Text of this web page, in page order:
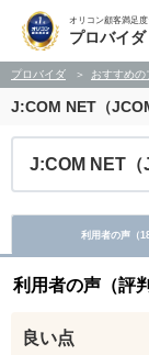
オリコン顧客満足
プロバイ
プロバイダ おすすめ
J:COM NET（
J:COM NET（
利用者の声（
利用者の声（評
良い点